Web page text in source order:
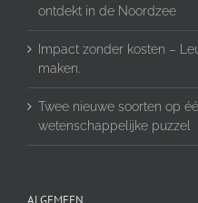
ontdekt in de Noordzee
Impact zonder kosten –
maken.
Twee nieuwe soorten op
wetenschappelijke puzzel
ALGEMEEN